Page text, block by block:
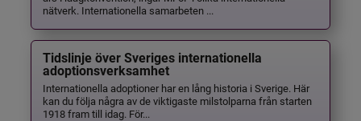
nätverk. Internationella samarbeten ...
Tidslinje över Sveriges internationella
adoptionsverksamhet
Internationella adoptioner har en lång historia i Sverige. Här
kan du följa några av de viktigaste milstolparna från starten
1918 fram till idag. För...